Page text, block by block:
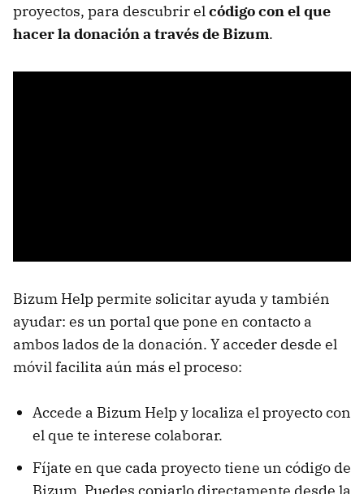
proyectos, para descubrir elcódigo con el que
hacer la donación a través de Bizum.
Bizum Help permite solicitar ayuda y también
ayudar: es un portal que pone en contacto a
ambos lados de la donación. Y acceder desde el
móvil facilita aún más el proceso:
Accede a Bizum Help y localiza el proyecto con
el que te interese colaborar.
Fíjate en que cada proyecto tiene un código de
Bizum. Puedes copiarlo directamente desde la